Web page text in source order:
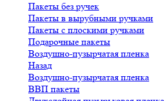
Пакеты без ручек
Пакеты в вырубными ручками
Пакеты с плоскими ручками
Подарочные пакеты
Воздушно-пузырчатая пленка
Назад
Воздушно-пузырчатая пленка
ВВП пакеты